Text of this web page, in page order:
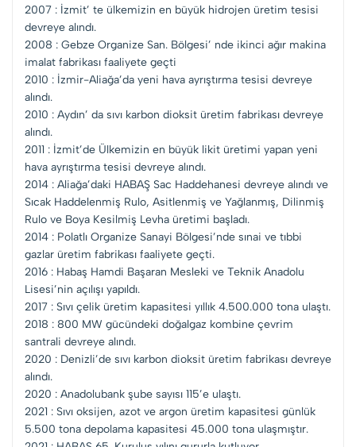
2007 : İzmit’ te ülkemizin en büyük hidrojen üretim tesisi
devreye alındı.
2008 : Gebze Organize San. Bölgesi’ nde ikinci ağır makina
imalat fabrikası faaliyete geçti
2010 : İzmir-Aliağa’da yeni hava ayrıştırma tesisi devreye
alındı.
2010 : Aydın’ da sıvı karbon dioksit üretim fabrikası devreye
alındı.
2011 : İzmit’de Ülkemizin en büyük likit üretimi yapan yeni
hava ayrıştırma tesisi devreye alındı.
2014 : Aliağa’daki HABAŞ Sac Haddehanesi devreye alındı ve
Sıcak Haddelenmiş Rulo, Asitlenmiş ve Yağlanmış, Dilinmiş
Rulo ve Boya Kesilmiş Levha üretimi başladı.
2014 : Polatlı Organize Sanayi Bölgesi’nde sınai ve tıbbi
gazlar üretim fabrikası faaliyete geçti.
2016 : Habaş Hamdi Başaran Mesleki ve Teknik Anadolu
Lisesi’nin açılışı yapıldı.
2017 : Sıvı çelik üretim kapasitesi yıllık 4.500.000 tona ulaştı.
2018 : 800 MW gücündeki doğalgaz kombine çevrim
santrali devreye alındı.
2020 : Denizli’de sıvı karbon dioksit üretim fabrikası devreye
alındı.
2020 : Anadolubank şube sayısı 115’e ulaştı.
2021 : Sıvı oksijen, azot ve argon üretim kapasitesi günlük
5.500 tona depolama kapasitesi 45.000 tona ulaşmıştır.